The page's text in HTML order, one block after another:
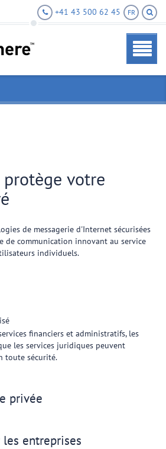
FR
+41 43 500 62 45
protège votre
de messagerie d'Internet sécurisées
de communication innovant au service
individuels.
financiers et administratifs, les
les services juridiques peuvent
toute sécurité.
privée
les entreprises